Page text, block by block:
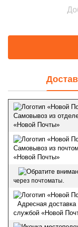
Самовывоз из
«Новой Почты»
Самовывоз из
«Новой Почты»
через почтоматы.
Адресная доставка
службой «Новой